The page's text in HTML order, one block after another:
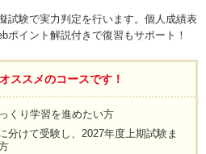
試験で実力判定を行います。個人成績表
ポイント解説付きで復習もサポート！
ススメのコースです！
くり学習を進めたい方
分けて受験し、2027年度上期試験ま